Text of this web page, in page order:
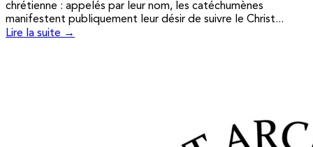
chrétienne : appelés par leur nom, les catéchumènes
manifestent publiquement leur désir de suivre le Christ...
Lire la suite →